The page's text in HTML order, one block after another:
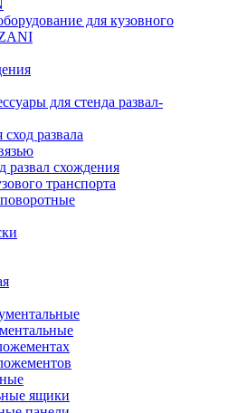
для кузовного
для стенда развал-
развала
развал схождения
транспорта
ящики